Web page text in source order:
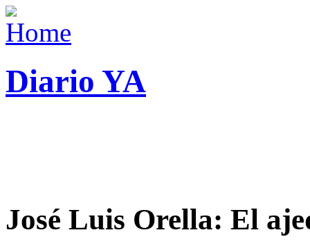
Diario YA
José Luis Orella: El